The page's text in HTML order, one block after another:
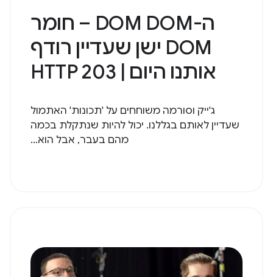
ה-DOM DOM – חומר
DOM ישן שעדיין רודף
אותנו היום | HTTP 203
ג'ייק וסורמה משוחחים על 'תכונות' האתמול
שעדיין לאותם בגללנו. יכול להיות שנתקלת בכמה
מהם בעבר, אבל הוא...